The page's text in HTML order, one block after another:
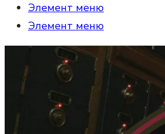
Элемент меню
Элемент меню